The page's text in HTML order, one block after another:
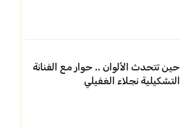
حين تتحدث الألوان .. حوار مع الفنانة
التشكيلية نجلاء الغفيلي